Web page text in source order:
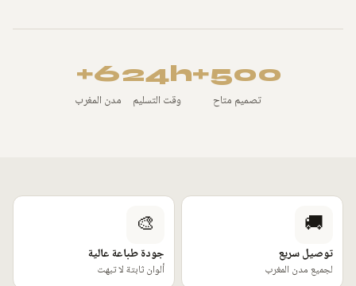
500+
تصميم متاح
24h
وقت التسليم
6+
مدن المغرب
🚚
توصيل سريع
لجميع مدن المغرب
🎨
جودة طباعة عالية
ألوان ثابتة لا تبهت